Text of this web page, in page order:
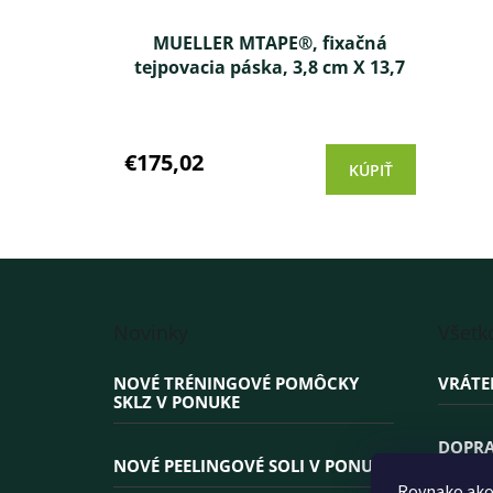
MUELLER MTAPE®, fixačná
tejpovacia páska, 3,8 cm X 13,7
produktu
je
€175,02 KÚPIŤ
NOVÉ TRÉNINGOVÉ POMÔCKY
SKLZ V PONUKE
NOVÉ PEELINGOVÉ SOLI V PONUKE